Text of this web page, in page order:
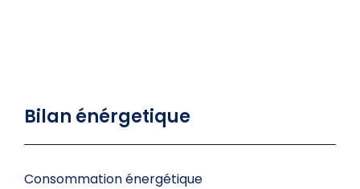
Bilan énérgetique
Consommation énergétique